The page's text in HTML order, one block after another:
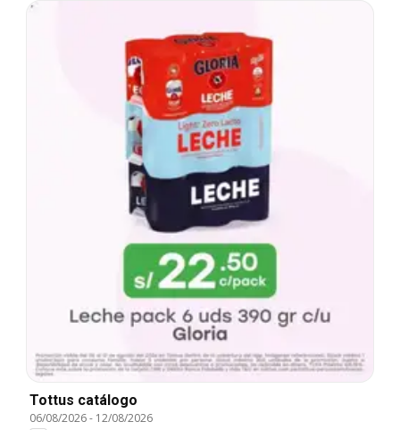
Tottus catálogo
06/08/2026- 12/08/2026